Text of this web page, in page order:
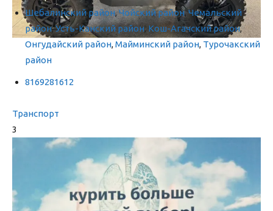
Шебалинский район,Чойский район,Чемальский
район,Усть-Канский район, Кош-Агачский район,
Онгудайский район,Майминский район, Турочакский
район
8169281612
Транспорт
3